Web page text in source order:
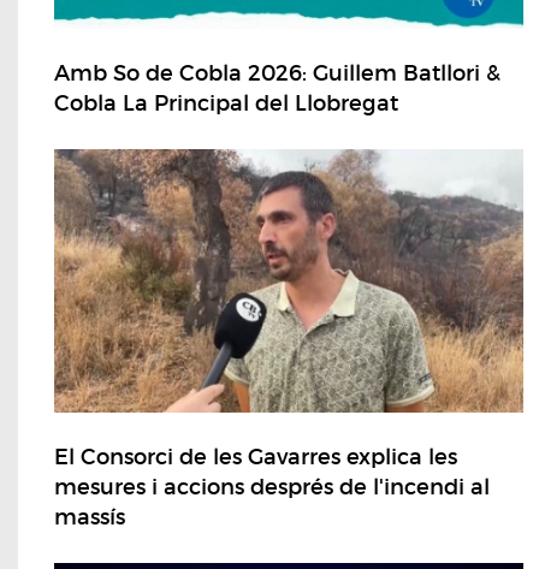
Amb So de Cobla 2026: Guillem Batllori &
Cobla La Principal del Llobregat
El Consorci de les Gavarres explica les
mesures i accions després de l'incendi al
massís